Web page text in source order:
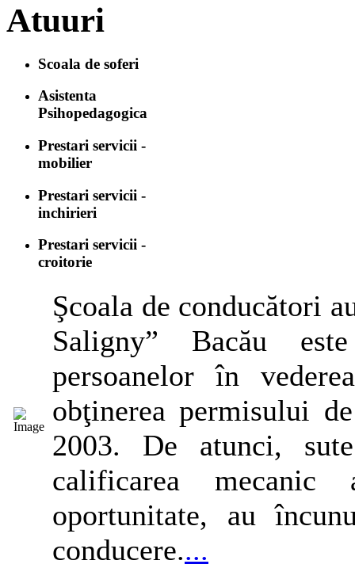
Atuuri
Scoala de soferi
Asistenta
Psihopedagogica
Prestari servicii -
mobilier
Prestari servicii -
inchirieri
Prestari servicii -
croitorie
Şcoala de conducători
Saligny” Bacău
persoanelor în
obţinerea permisului
2003. De atunci,
calificarea mecanic
oportunitate, au
conducere....